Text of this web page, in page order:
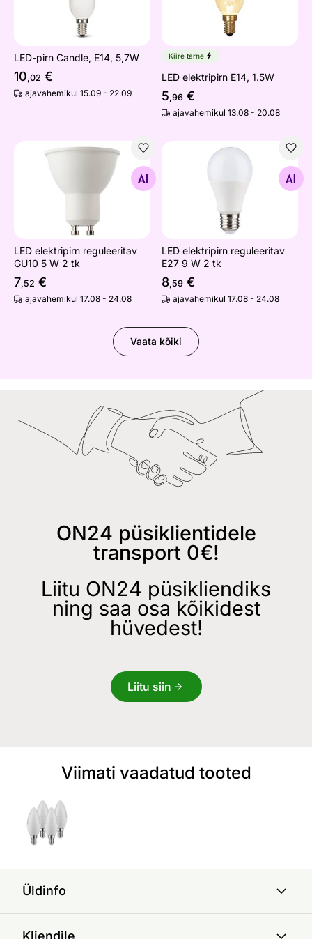
LED-pirn Candle, E14, 5,7W
10,02 €
ajavahemikul 15.09 - 22.09
Kiire tarne
LED elektripirn E14, 1.5W
5,96 €
ajavahemikul 13.08 - 20.08
LED elektripirn reguleeritav GU10 5 W 2 tk
Otsi sarnaseid
LED elektripirn reguleeritav
GU10 5 W 2 tk
7,52 €
ajavahemikul 17.08 - 24.08
LED elektripirn reguleeritav
Otsi sarnaseid
LED elektripirn reguleeritav
E27 9 W 2 tk
8,59 €
ajavahemikul 17.08 - 24.08
Vaata kõiki
ON24 püsiklientidele
transport 0€!
Liitu ON24 püsikliendiks
ning saa osa kõikidest
hüvedest!
Liitu siin
Viimati vaadatud tooted
Üldinfo